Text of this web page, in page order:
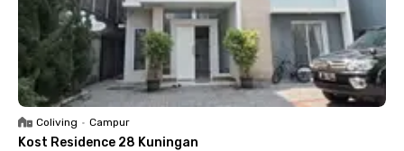
Coliving • Campur
Kost Residence 28 Kuningan